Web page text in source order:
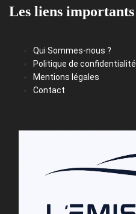
Les liens importants
Qui Sommes-nous ?
Politique de confidentialité
Mentions légales
Contact